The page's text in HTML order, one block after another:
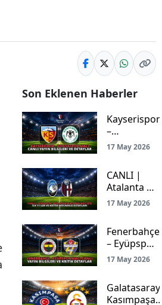
Son Eklenen Haberler
Kayserispor
–
Konyaspor
Maçı Canlı
Bilgileri ve
Detaylar
17 May 2026
CANLI |
Atalanta –
Bologna
Maçı
İşte İlk
11’ler ve
Kritik
Detayları
17 May 2026
Fenerbahçe
– Eyüpspor
Maçı Canlı
Yayın
Kritik
17 May 2026
Galatasaray
Kasımpaşa